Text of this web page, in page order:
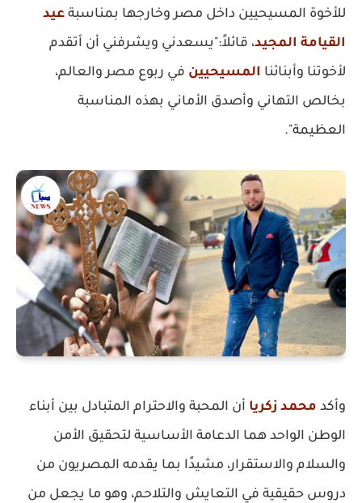
للأخوة المسيحيين داخل مصر وخارجها بمناسبة عيد
القيامة المجيد، قائلاً:"يسعدني ويشرفني أن أتقدم
لأخوتنا وأبنائنا المسيحيين في ربوع مصر والعالم،
بخالص التهاني وأصدق الأماني بهذه المناسبة
العظيمة".
وأكد محمد زكريا أن المحبة والاحترام المتبادل بين أبناء
الوطن الواحد هما الدعامة الأساسية لتحقيق الأمن
والسلام والاستقرار، مشيدًا بما يقدمه المصريون من
دروس حقيقية في التعايش والتلاحم، وهو ما يجعل من